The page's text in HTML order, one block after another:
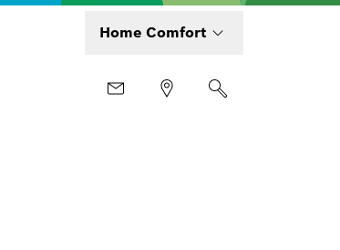
Home Comfort